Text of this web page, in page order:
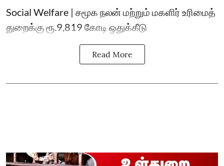
Social Welfare | சமூக நலன் மற்றும் மகளிர் உரிமைத்
துறைக்கு ரூ.9,819 கோடி ஒதுக்கீடு
Read More